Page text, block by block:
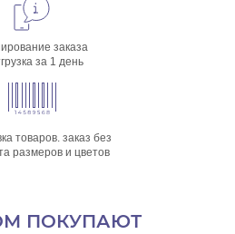
заказа
за 1 день
товаров. заказ без
размеров и цветов
ПОКУПАЮТ